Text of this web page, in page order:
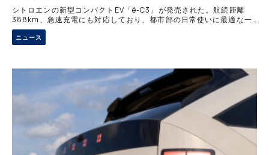
シトロエンの新型コンパクトEV「ë-C3」が発売された。航続距離
388km、急速充電にも対応しており、都市部の日常使いに最適な一
台。PHCサスペンションによる上質な乗り心地や、洗練されたデザイ
ンも魅力で、国のCEV補助金などを活用すれば実質300万円台前半か
ら購入可能だ。
ニュース